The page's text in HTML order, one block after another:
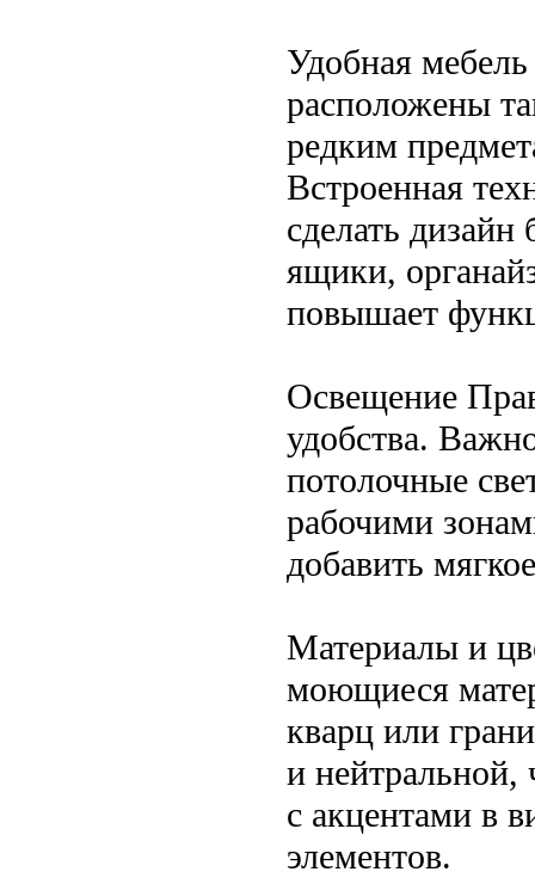
Удобная
расположены
редким
Встроенная
сделать
ящики,
повышает
Освещение
удобства.
потолочные
рабочими
добавить
Материалы и
моющиеся
кварц или
и нейтральной,
с акцентами в
элементов.